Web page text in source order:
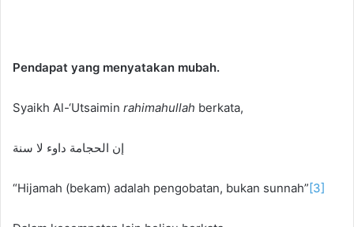
Pendapat yang menyatakan mubah.
Syaikh Al-‘Utsaimin rahimahullah berkata,
إن الحجامة داوء لا سنة
“Hijamah (bekam) adalah pengobatan, bukan sunnah” [3]